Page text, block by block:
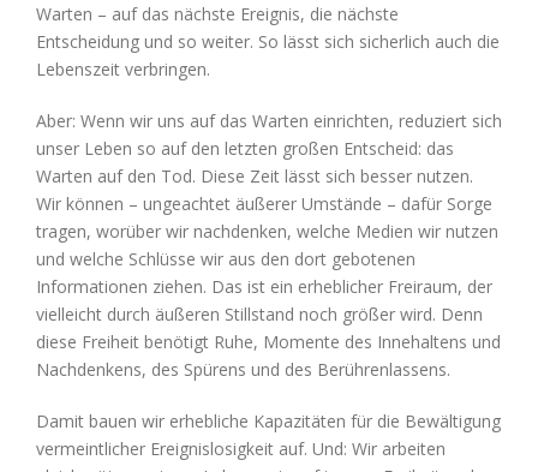
Warten – auf das nächste Ereignis, die nächste
Entscheidung und so weiter. So lässt sich sicherlich auch die
Lebenszeit verbringen.
Aber: Wenn wir uns auf das Warten einrichten, reduziert sich
unser Leben so auf den letzten großen Entscheid: das
Warten auf den Tod. Diese Zeit lässt sich besser nutzen.
Wir können – ungeachtet äußerer Umstände – dafür Sorge
tragen, worüber wir nachdenken, welche Medien wir nutzen
und welche Schlüsse wir aus den dort gebotenen
Informationen ziehen. Das ist ein erheblicher Freiraum, der
vielleicht durch äußeren Stillstand noch größer wird. Denn
diese Freiheit benötigt Ruhe, Momente des Innehaltens und
Nachdenkens, des Spürens und des Berührenlassens.
Damit bauen wir erhebliche Kapazitäten für die Bewältigung
vermeintlicher Ereignislosigkeit auf. Und: Wir arbeiten